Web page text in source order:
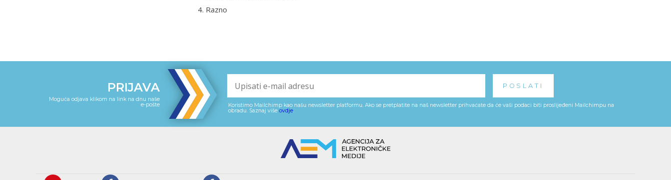
Razno
PRIJAVA
Moguća odjava klikom na link na dnu naše
e-pošte
Koristimo Mailchimp kao našu newsletter platformu. Ako se pretplatite na naš newsletter prihvaćate da će vaši podaci biti proslijeđeni Mailchimpu na
obradu. Saznaj više ovdje.